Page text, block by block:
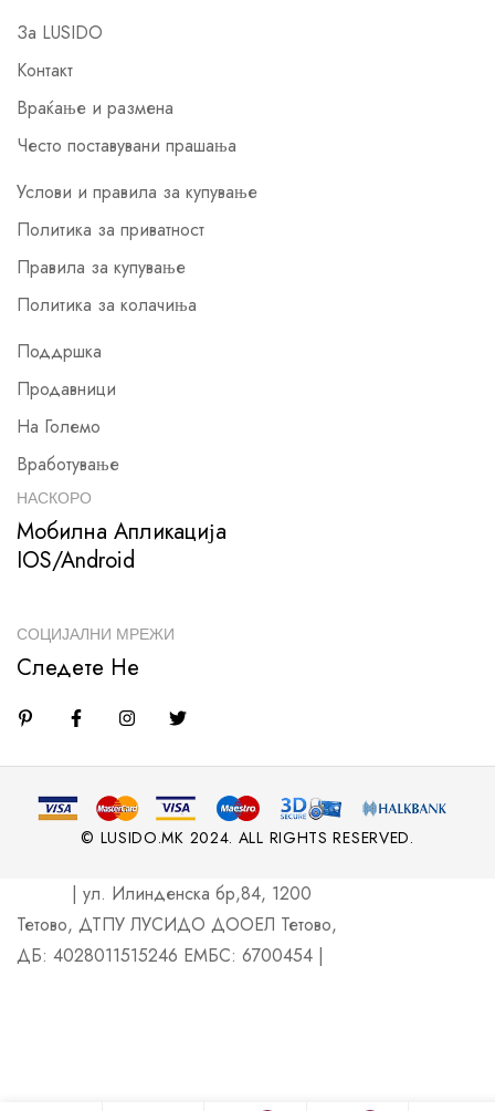
За LUSIDO
Контакт
Враќање и размена
Често поставувани прашања
Услови и правила за купување
Политика за приватност
Правила за купување
Политика за колачиња
Поддршка
Продавници
На Големо
Вработување
НАСКОРО
Мобилна Апликација
IOS/Android
СОЦИЈАЛНИ МРЕЖИ
Следете Не
© LUSIDO.MK 2024. ALL RIGHTS RESERVED.
| ул. Илинденска бр,84, 1200
Тетово, ДТПУ ЛУСИДО ДООЕЛ Тетово,
ДБ: 4028011515246 ЕМБС: 6700454 |